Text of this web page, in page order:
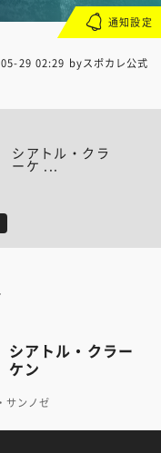
29 02:29 byスポカレ公式
シアトル・クラ
ーケ ...
シアトル・クラー
ケン
サンノゼ
通知設定